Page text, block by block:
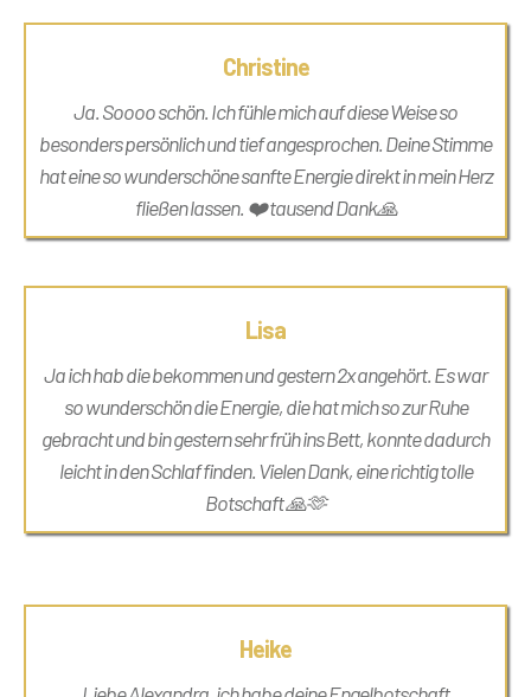
Christine
Ja. Soooo schön. Ich fühle mich auf diese Weise so
besonders persönlich und tief angesprochen. Deine Stimme
hat eine so wunderschöne sanfte Energie direkt in mein Herz
fließen lassen. ❤️ tausend Dank🙏
Lisa
Ja ich hab die bekommen und gestern 2x angehört. Es war
so wunderschön die Energie, die hat mich so zur Ruhe
gebracht und bin gestern sehr früh ins Bett, konnte dadurch
leicht in den Schlaf finden. Vielen Dank, eine richtig tolle
Botschaft 🙏🫶
Heike